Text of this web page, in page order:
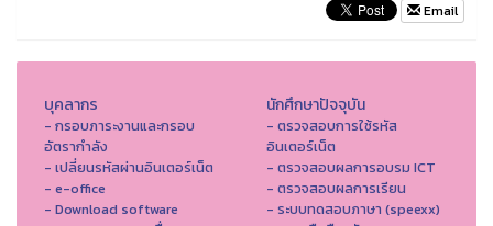
Email
บุคลากร
- กรอบภาระงานและกรอบ
อัตรากำลัง
- เปลี่ยนรหัสผ่านอินเตอร์เน็ต
- e-office
- Download software
นักศึกษาปัจจุบัน
- ตรวจสอบการใช้รหัส
อินเตอร์เน็ต
- ตรวจสอบผลการอบรม ICT
- ตรวจสอบผลการเรียน
- ระบบทดสอบภาษา (speexx)